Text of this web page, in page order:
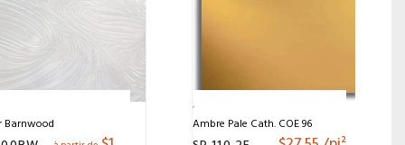
Barnwood Ambre Pale Cath. COE 96